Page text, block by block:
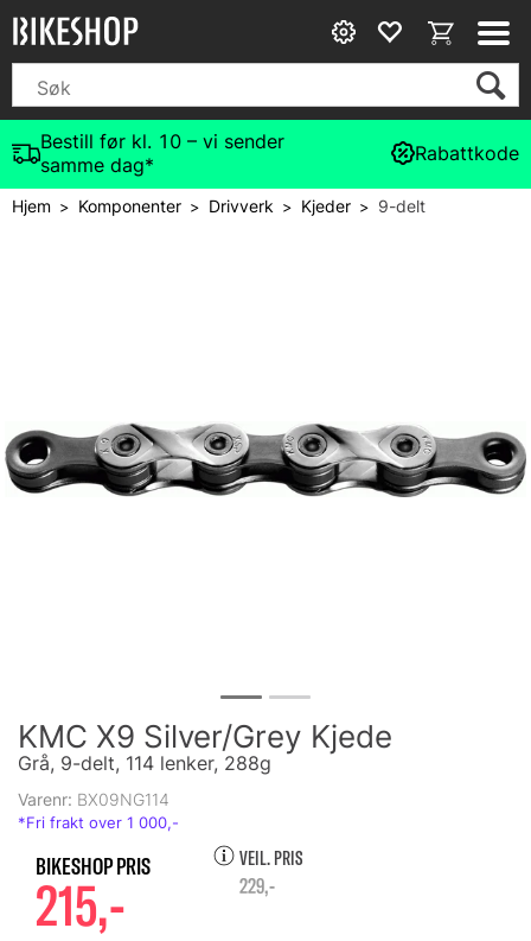
Bestill før kl. 10 – vi sender
samme dag*
Rabattkode
Hjem> Komponenter> Drivverk> Kjeder> 9-delt
KMC X9 Silver/Grey Kjede
Grå, 9-delt, 114 lenker, 288g
Varenr: BX09NG114
215,-
VEIL. PRIS
229,-